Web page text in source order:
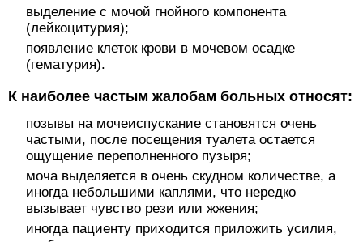
выделение с мочой гнойного компонента
(лейкоцитурия);
появление клеток крови в мочевом осадке
(гематурия).
К наиболее частым жалобам больных относят:
позывы на мочеиспускание становятся очень
частыми, после посещения туалета остается
ощущение переполненного пузыря;
моча выделяется в очень скудном количестве, а
иногда небольшими каплями, что нередко
вызывает чувство рези или жжения;
иногда пациенту приходится приложить усилия,